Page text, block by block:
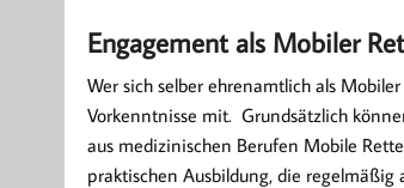
Engagement als Mobiler
Wer sich selber ehrenamtlich als
Vorkenntnisse mit. Grundsätzlich
aus medizinischen Berufen Mobile
praktischen Ausbildung, die